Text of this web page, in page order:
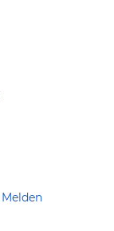
Melden